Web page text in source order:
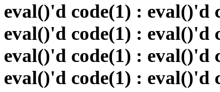
eval()'d code(1) : eval()'d
eval()'d code(1) : eval()'d
eval()'d code(1) : eval()'d
eval()'d code(1) : eval()'d